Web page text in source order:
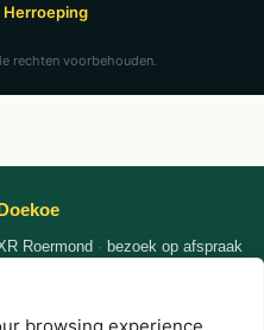
Herroeping
rechten voorbehouden.
Roermond · bezoek op afspraak
0559